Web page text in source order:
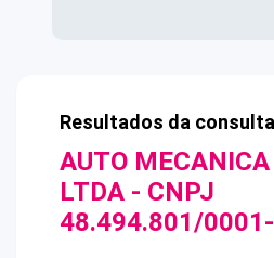
Resultados da
AUTO
LTDA - CNPJ
48.494.801/